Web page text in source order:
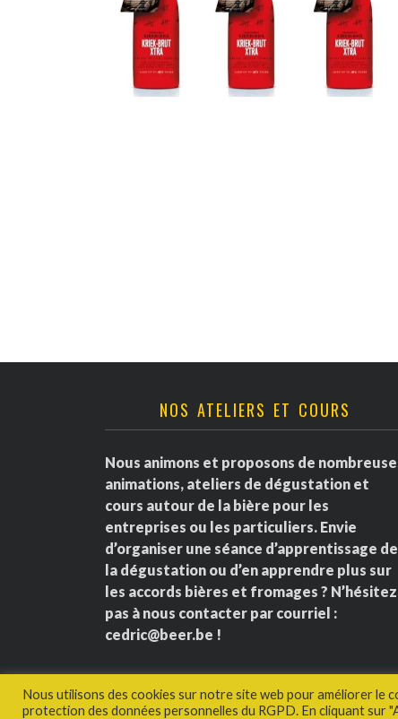
NOS ATELIERS ET COURS
Nous animons et proposons de
animations, ateliers de dégustation et
cours autour de la bière pour les
entreprises ou les particuliers. Envie
d’organiser une séance d’apprentissage de
la dégustation ou d’en apprendre plus sur
les accords bières et fromages ? N’hésitez
pas à nous contacter par courriel :
cedric@beer.be !
Nous utilisons des cookies sur notre site web pour améliorer
protection des données personnelles du RGPD. En cliquant sur